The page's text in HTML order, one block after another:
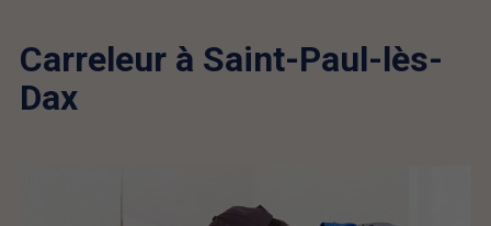
Carreleur à Saint-Paul-lès-
Dax